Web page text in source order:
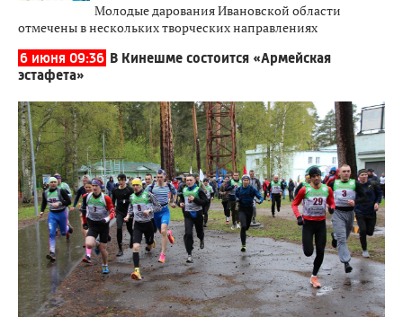
Молодые дарования Ивановской области
отмечены в нескольких творческих направлениях
6 июня 09:36 В Кинешме состоится «Армейская
эстафета»